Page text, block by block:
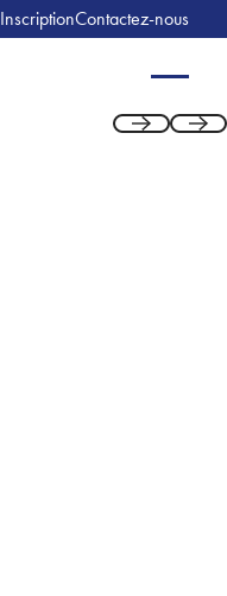
InscriptionContactez-nous